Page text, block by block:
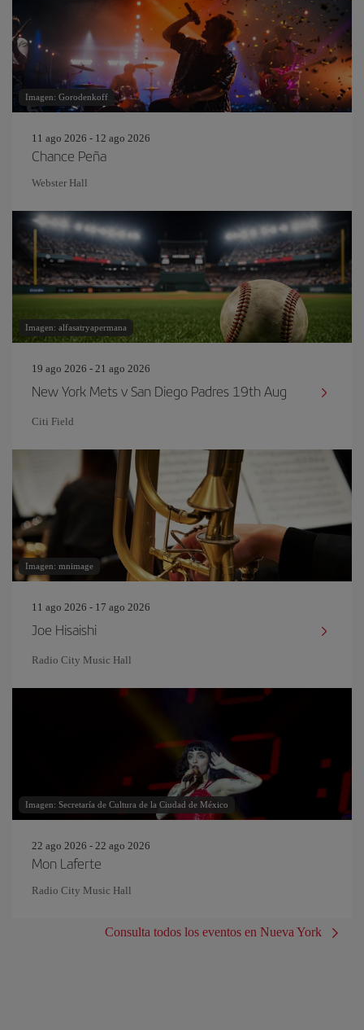
Imagen: Gorodenkoff
11 ago 2026 - 12 ago 2026
Chance Peña
Webster Hall
Imagen: alfasatryapermana
19 ago 2026 - 21 ago 2026
New York Mets v San Diego Padres 19th Aug
Citi Field
Imagen: mnimage
11 ago 2026 - 17 ago 2026
Joe Hisaishi
Radio City Music Hall
Imagen: Secretaría de Cultura de la Ciudad de México
22 ago 2026 - 22 ago 2026
Mon Laferte
Radio City Music Hall
Consulta todos los eventos en Nueva York